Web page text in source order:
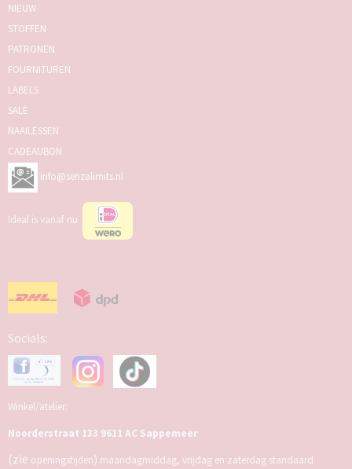
NIEUW
STOFFEN
PATRONEN
FOURNITUREN
LABELS
SALE
NAAILESSEN
CADEAUBON
info@senzalimits.nl
Ideal is vanaf nu
Socials:
Winkel/atelier:
Noorderstraat 133 9611 AC Sappemeer
(zie openingstijden) maandagmiddag, vrijdag en zaterdag standaard